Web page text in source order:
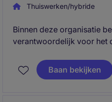
Thuiswerken/hybride
Binnen deze organisatie
verantwoordelijk voor het
vragen van medewerkers
je voor een soepel
Baan bekijken